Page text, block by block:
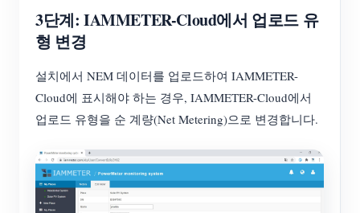
3단계: IAMMETER-Cloud에서 업로드 유
형 변경
설치에서 NEM 데이터를 업로드하여 IAMMETER-
Cloud에 표시해야 하는 경우, IAMMETER-Cloud에서
업로드 유형을 순 계량(Net Metering)으로 변경합니다.